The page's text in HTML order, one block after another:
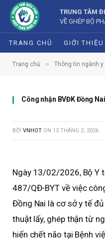
TRUNG TÂM
VỀ GHÉP BỘ
TRANG CHỦ GIỚI THIỆU
Trang chủ » Thông tin ngành y
Công nhận BVĐK Đồng
BỞI VNHOT ON 13 THÁNG 2, 2026
Ngày 13/02/2026, Bộ Y
487/QĐ-BYT về việc
Đồng Nai là cơ sở y tế
thuật lấy, ghép thận từ
hiến chết não tại Bệnh